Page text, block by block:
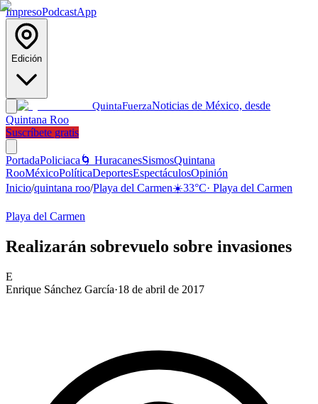
ImpresoPodcastApp
Edición
QuintaFuerzaNoticias de México, desde
Quintana Roo
Suscríbete gratis
PortadaPoliciaca 🌀 HuracanesSismosQuintana
RooMéxicoPolíticaDeportesEspectáculosOpinión
Inicio/quintana roo/Playa del Carmen☀️33°C· Playa del Carmen
Playa del Carmen
Realizarán sobrevuelo sobre invasiones
E
Enrique Sánchez García·18 de abril de 2017